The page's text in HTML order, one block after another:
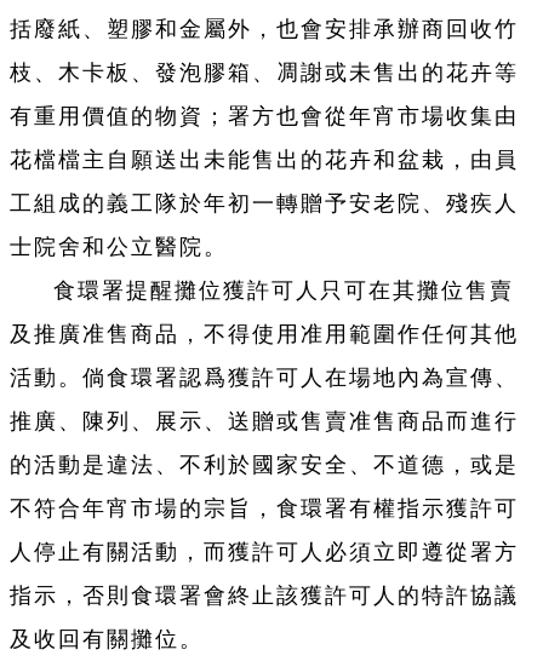
括廢紙、塑膠和金屬外，也會安排承辦商回收竹
枝、木卡板、發泡膠箱、凋謝或未售出的花卉等
有重用價值的物資；署方也會從年宵市場收集由
花檔檔主自願送出未能售出的花卉和盆栽，由員
工組成的義工隊於年初一轉贈予安老院、殘疾人
士院舍和公立醫院。
食環署提醒攤位獲許可人只可在其攤位售賣
及推廣准售商品，不得使用准用範圍作任何其他
活動。倘食環署認爲獲許可人在場地內為宣傳、
推廣、陳列、展示、送贈或售賣准售商品而進行
的活動是違法、不利於國家安全、不道德，或是
不符合年宵市場的宗旨，食環署有權指示獲許可
人停止有關活動，而獲許可人必須立即遵從署方
指示，否則食環署會終止該獲許可人的特許協議
及收回有關攤位。